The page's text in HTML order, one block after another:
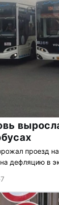
проезд
дефляцию в
7